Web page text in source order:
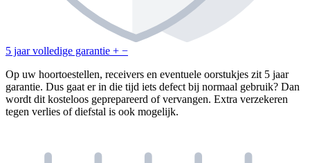
5 jaar volledige garantie + −
Op uw hoortoestellen, receivers en eventuele oorstukjes zit 5 jaar
garantie. Dus gaat er in die tijd iets defect bij normaal gebruik? Dan
wordt dit kosteloos geprepareerd of vervangen. Extra verzekeren
tegen verlies of diefstal is ook mogelijk.